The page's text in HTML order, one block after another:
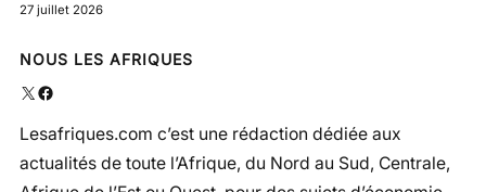
27 juillet 2026
NOUS LES AFRIQUES
X Facebook
Lesafriques.com c’est une rédaction dédiée aux
actualités de toute l’Afrique, du Nord au Sud, Centrale,